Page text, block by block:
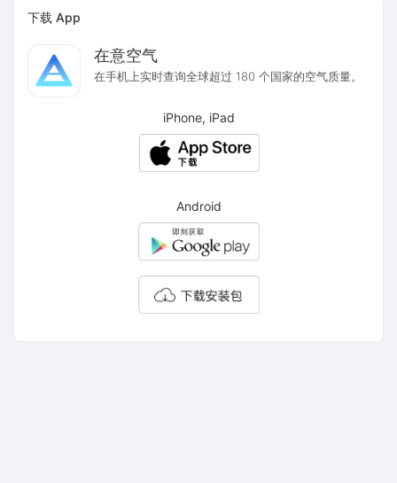
下载 App
在意空气
在手机上实时查询全球超过 180 个国家的空气质量。
iPhone, iPad
Android